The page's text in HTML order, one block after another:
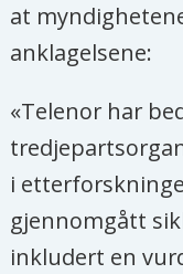
at
anklagelsene:
«Telenor har
i
gjennomgått
inkludert en